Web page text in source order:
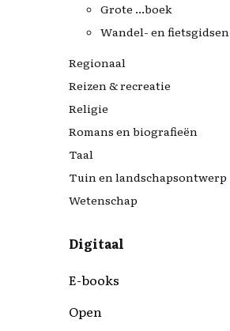
Grote ...boek
Wandel- en fietsgidsen
Regionaal
Drenthe
Friestalig
Fryslân
Reizen & recreatie
Italië
Religie
Romans en biografieën
Taal
Engelstalig
Tuin en landschapsontwerp
Wetenschap
Digitaal
E-books
Open